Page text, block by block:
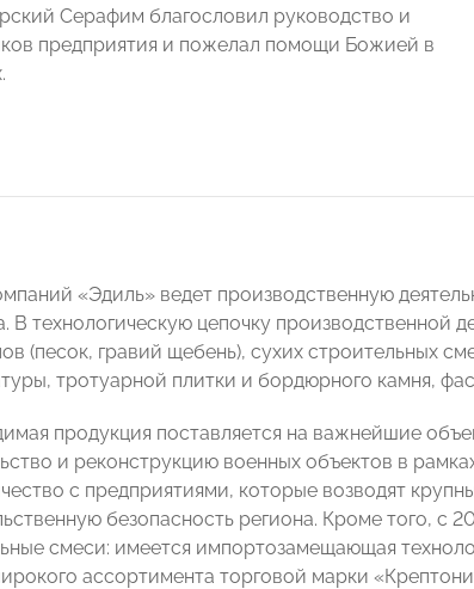
Серафим благословил руководство и
предприятия и пожелал помощи Божией в
«Эдиль» ведет производственную
В технологическую цепочку производственной
(песок, гравий щебень), сухих строительных
тротуарной плитки и бордюрного камня,
продукция поставляется на важнейшие
и реконструкцию военных объектов в
с предприятиями, которые возводят
безопасность региона. Кроме того, с
смеси: имеется импортозамещающая
ассортимента торговой марки